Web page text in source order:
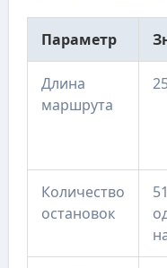
Параметр
Длина
маршрута
Количество
остановок